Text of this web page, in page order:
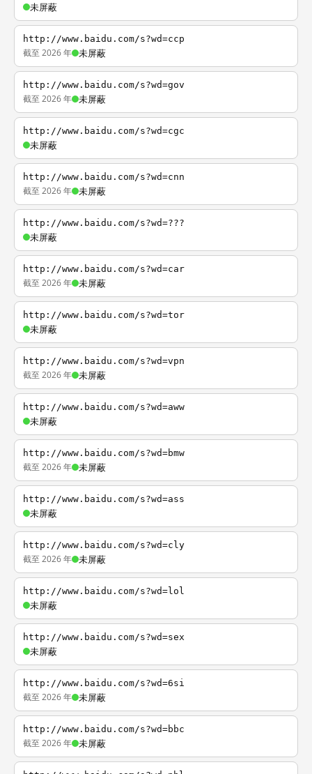
未屏蔽
http://www.baidu.com/s?wd=ccp
截至 2026 年 未屏蔽
http://www.baidu.com/s?wd=gov
截至 2026 年 未屏蔽
http://www.baidu.com/s?wd=cgc
未屏蔽
http://www.baidu.com/s?wd=cnn
截至 2026 年 未屏蔽
http://www.baidu.com/s?wd=???
未屏蔽
http://www.baidu.com/s?wd=car
截至 2026 年 未屏蔽
http://www.baidu.com/s?wd=tor
未屏蔽
http://www.baidu.com/s?wd=vpn
截至 2026 年 未屏蔽
http://www.baidu.com/s?wd=aww
未屏蔽
http://www.baidu.com/s?wd=bmw
截至 2026 年 未屏蔽
http://www.baidu.com/s?wd=ass
未屏蔽
http://www.baidu.com/s?wd=cly
截至 2026 年 未屏蔽
http://www.baidu.com/s?wd=lol
未屏蔽
http://www.baidu.com/s?wd=sex
未屏蔽
http://www.baidu.com/s?wd=6si
截至 2026 年 未屏蔽
http://www.baidu.com/s?wd=bbc
截至 2026 年 未屏蔽